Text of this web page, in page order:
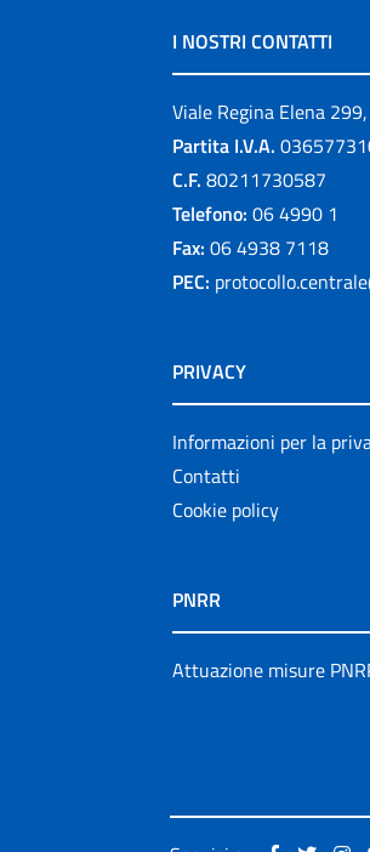
I NOSTRI CONTATTI
Viale Regina Elena
Partita I.V.A.
C.F. 80211730587
Telefono: 06 4990 1
Fax: 06 4938 7118
PEC:
PRIVACY
Informazioni per la
Contatti
Cookie policy
PNRR
Attuazione misure